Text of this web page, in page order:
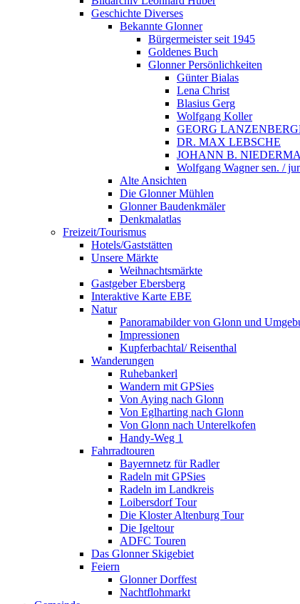
Geschichte Diverses
Bekannte Glonner
Bürgermeister seit 1945
Goldenes Buch
Glonner Persönlichkeiten
Günter Bialas
Lena Christ
Blasius Gerg
Wolfgang Koller
GEORG
DR. MAX LEBSCHE
JOHANN B.
Wolfgang Wagner sen. /
Alte Ansichten
Die Glonner Mühlen
Glonner Baudenkmäler
Denkmalatlas
Freizeit/Tourismus
Hotels/Gaststätten
Unsere Märkte
Weihnachtsmärkte
Gastgeber Ebersberg
Interaktive Karte EBE
Natur
Panoramabilder von Glonn und
Impressionen
Kupferbachtal/ Reisenthal
Wanderungen
Ruhebankerl
Wandern mit GPSies
Von Aying nach Glonn
Von Eglharting nach Glonn
Von Glonn nach Unterelkofen
Handy-Weg 1
Fahrradtouren
Bayernnetz für Radler
Radeln mit GPSies
Radeln im Landkreis
Loibersdorf Tour
Die Kloster Altenburg Tour
Die Igeltour
ADFC Touren
Das Glonner Skigebiet
Feiern
Glonner Dorffest
Nachtflohmarkt